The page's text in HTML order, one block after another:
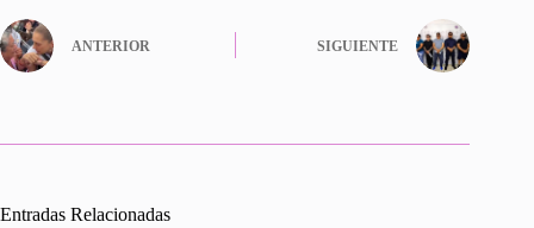
ANTERIOR SIGUIENTE
Entradas Relacionadas